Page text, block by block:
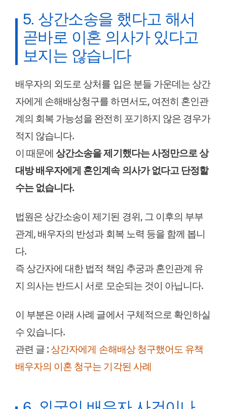
5. 상간소송을 했다고 해서
곧바로 이혼 의사가 있다고
보지는 않습니다
배우자의 외도로 상처를 입은 분들 가운데는 상간
자에게 손해배상청구를 하면서도, 여전히 혼인관
계의 회복 가능성을 완전히 포기하지 않은 경우가
적지 않습니다.
이 때문에 상간소송을 제기했다는 사정만으로 상
대방 배우자에게 혼인계속 의사가 없다고 단정할
수는 없습니다.
법원은 상간소송이 제기된 경위, 그 이후의 부부
관계, 배우자의 반성과 회복 노력 등을 함께 봅니
다.
즉 상간자에 대한 법적 책임 추궁과 혼인관계 유
지 의사는 반드시 서로 모순되는 것이 아닙니다.
이 부분은 아래 사례 글에서 구체적으로 확인하실
수 있습니다.
관련 글 :상간자에게 손해배상 청구했어도 유책
배우자의 이혼 청구는 기각된 사례